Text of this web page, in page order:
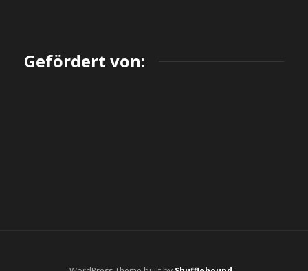
Gefördert von: